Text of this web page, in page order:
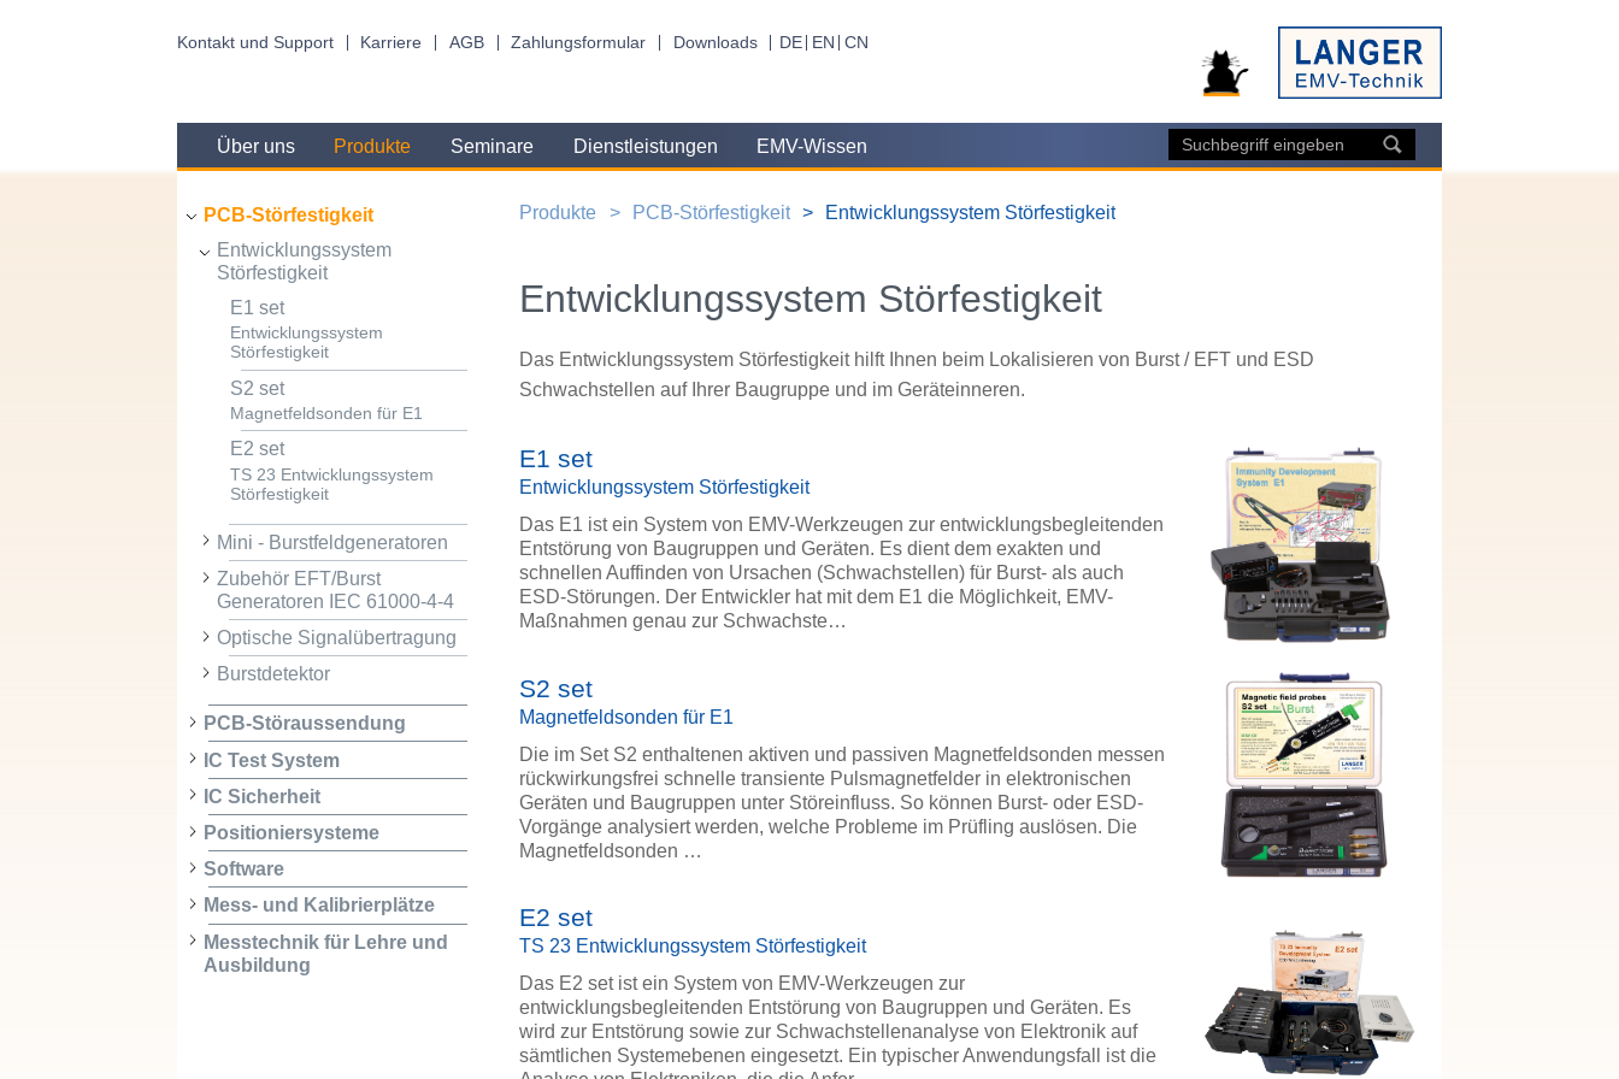
Kontakt und Support Karriere AGB Zahlungsformular Downloads DE EN CN
Über uns Produkte Seminare Dienstleistungen EMV-Wissen
PCB-Störfestigkeit
Entwicklungssystem
Störfestigkeit
E1 set
Entwicklungssystem
Störfestigkeit
S2 set
Magnetfeldsonden für E1
E2 set
TS 23 Entwicklungssystem
Störfestigkeit
Mini - Burstfeldgeneratoren
Zubehör EFT/Burst
Generatoren IEC 61000-4-4
Optische Signalübertragung
Burstdetektor
PCB-Störaussendung
IC Test System
IC Sicherheit
Positioniersysteme
Software
Mess- und Kalibrierplätze
Messtechnik für Lehre und
Ausbildung
Produkte PCB-Störfestigkeit Entwicklungssystem Störfestigkeit
Entwicklungssystem Störfestigkeit
Das Entwicklungssystem Störfestigkeit hilft Ihnen beim Lokalisieren von Burst / EFT und ESD
Schwachstellen auf Ihrer Baugruppe und im Geräteinneren.
E1 set
Entwicklungssystem Störfestigkeit
Das E1 ist ein System von EMV-Werkzeugen zur entwicklungsbegleitenden
Entstörung von Baugruppen und Geräten. Es dient dem exakten und
schnellen Auffinden von Ursachen (Schwachstellen) für Burst- als auch
ESD-Störungen. Der Entwickler hat mit dem E1 die Möglichkeit, EMV-
Maßnahmen genau zur Schwachste…
S2 set
Magnetfeldsonden für E1
Die im Set S2 enthaltenen aktiven und passiven Magnetfeldsonden messen
rückwirkungsfrei schnelle transiente Pulsmagnetfelder in elektronischen
Geräten und Baugruppen unter Störeinfluss. So können Burst- oder ESD-
Vorgänge analysiert werden, welche Probleme im Prüfling auslösen. Die
Magnetfeldsonden …
E2 set
TS 23 Entwicklungssystem Störfestigkeit
Das E2 set ist ein System von EMV-Werkzeugen zur
entwicklungsbegleitenden Entstörung von Baugruppen und Geräten. Es
wird zur Entstörung sowie zur Schwachstellenanalyse von Elektronik auf
sämtlichen Systemebenen eingesetzt. Ein typischer Anwendungsfall ist die